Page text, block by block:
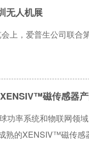
无人机展
上，爱普生公司联
磁传感器
功率系统和物联网领
熟的XENSIV™磁传
霍尔（Hall）、巨磁